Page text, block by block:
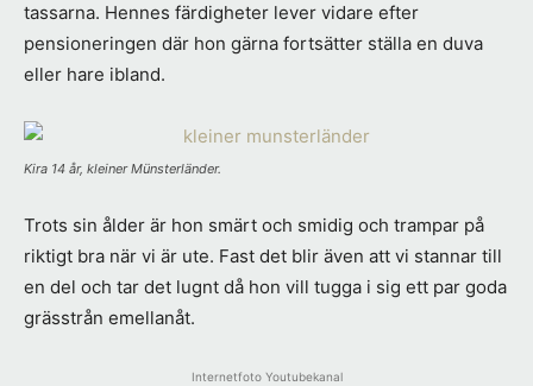
tassarna. Hennes färdigheter lever vidare efter
pensioneringen där hon gärna fortsätter ställa en duva
eller hare ibland.
Kira 14 år, kleiner Münsterländer.
Trots sin ålder är hon smärt och smidig och trampar på
riktigt bra när vi är ute. Fast det blir även att vi stannar till
en del och tar det lugnt då hon vill tugga i sig ett par goda
grässtrån emellanåt.
Internetfoto Youtubekanal